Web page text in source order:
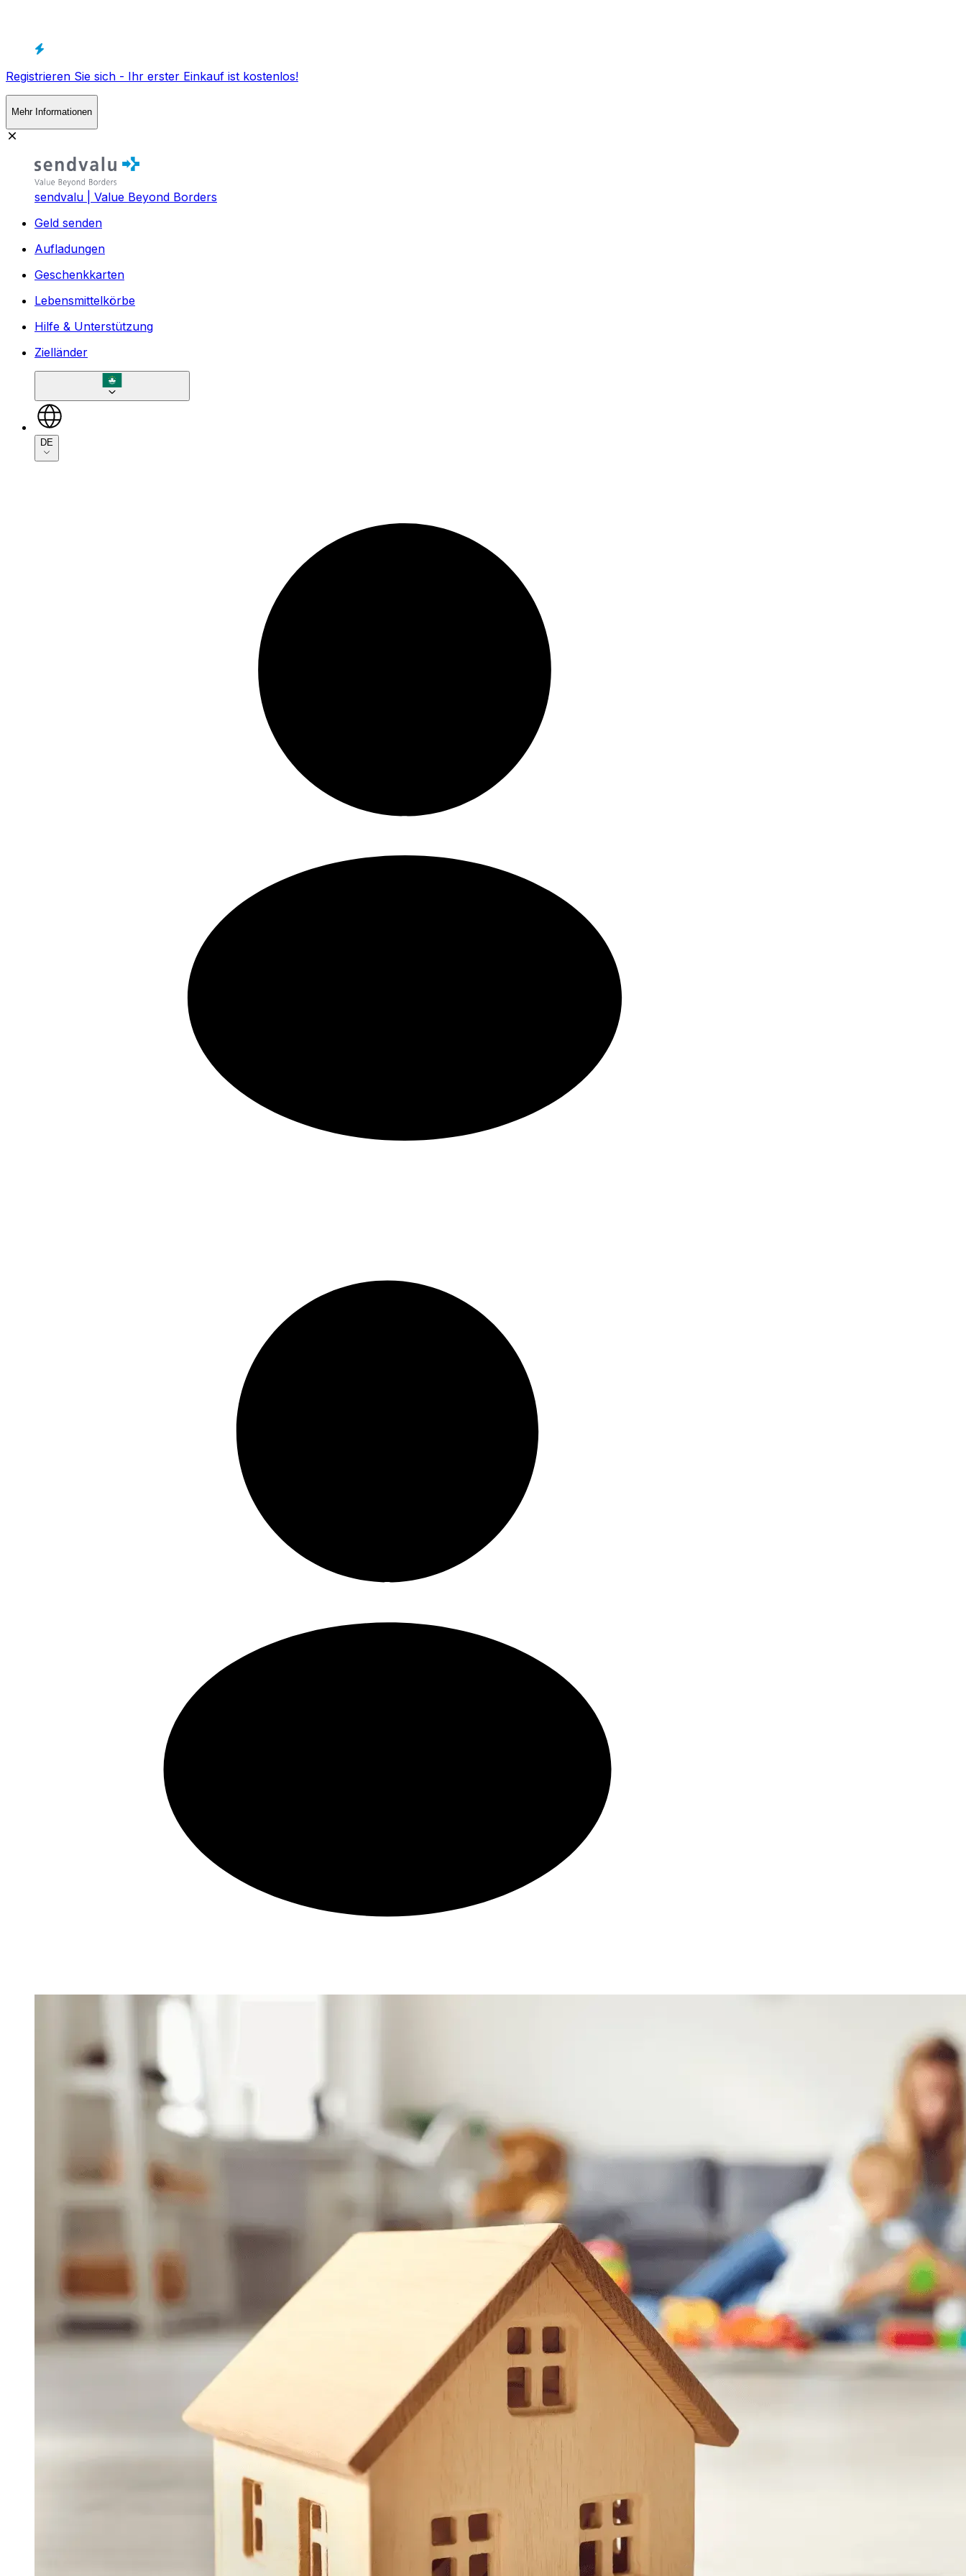
Registrieren Sie sich - Ihr erster Einkauf ist kostenlos!
Mehr Informationen
sendvalu | Value Beyond Borders
Geld senden
Aufladungen
Geschenkkarten
Lebensmittelkörbe
Hilfe & Unterstützung
Zielländer
DE